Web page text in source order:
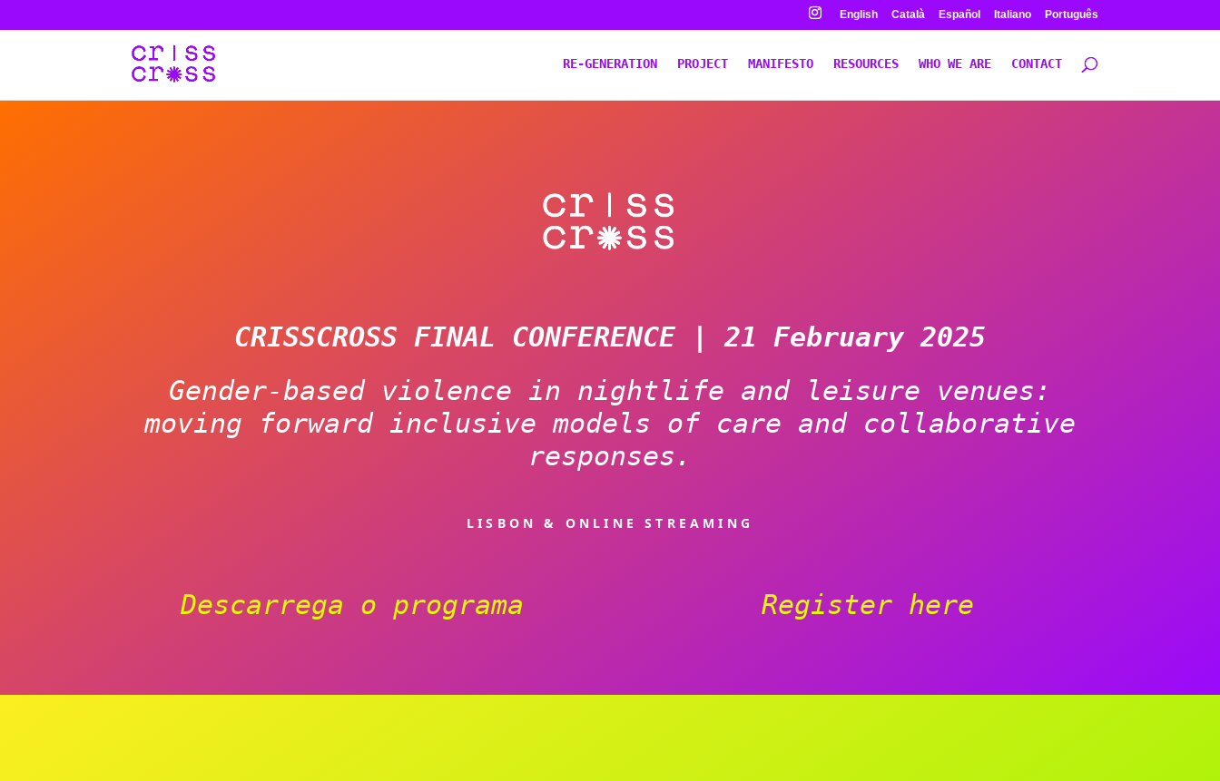
English Català Español Italiano Português
RE-GENERATION PROJECT MANIFESTO RESOURCES WHO WE ARE CONTACT
CRISSCROSS FINAL CONFERENCE | 21 February 2025
Gender-based violence in nightlife and leisure venues:
moving forward inclusive models of care and collaborative
responses.
LISBON & ONLINE STREAMING
Descarrega o programa Register here